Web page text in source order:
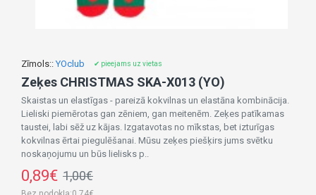
Zīmols:: YOclub ✔ pieejams uz vietas
Zeķes CHRISTMAS SKA-X013 (YO)
Skaistas un elastīgas - pareizā kokvilnas un elastāna kombinācija.
Lieliski piemērotas gan zēniem, gan meitenēm. Zeķes patīkamas
taustei, labi sēž uz kājas. Izgatavotas no mīkstas, bet izturīgas
kokvilnas ērtai piegulēšanai. Mūsu zeķes piešķirs jums svētku
noskaņojumu un būs lielisks p..
0,89€ 1,00€